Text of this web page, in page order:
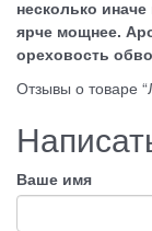
несколько
ярче мощнее.
ореховость
Отзывы о товаре
Ваше имя